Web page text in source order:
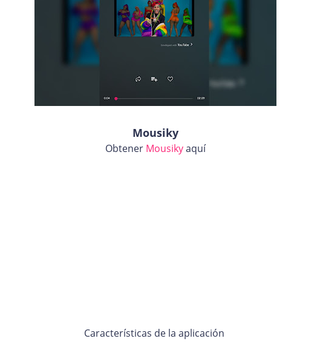
Mousiky
Obtener Mousikyaquí
Características de la aplicación